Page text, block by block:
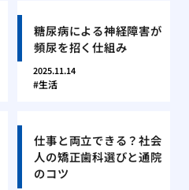
糖尿病による神経障害が
頻尿を招く仕組み
2025.11.14
生活
仕事と両立できる？社会
人の矯正歯科選びと通院
のコツ